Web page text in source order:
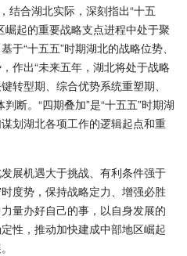
结合湖北实际，深刻指出“十五
起的重要战略支点进程中处于聚
于“十五五”时期湖北的战略位势、
作出“未来五年，湖北将处于战略
转型期、综合优势系统重塑期、
断。“四期叠加”是“十五五”时期湖
划湖北各项工作的逻辑起点和重
展机遇大于挑战、有利条件强于
度势，保持战略定力、增强必胜
量办好自己的事，以自身发展的
性，推动加快建成中部地区崛起